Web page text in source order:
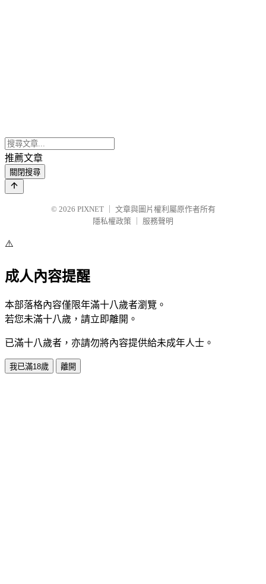
推薦文章
關閉搜尋
© 2026 PIXNET
文章與圖片權利屬原作者所有
隱私權政策
服務聲明
⚠️
成人內容提醒
本部落格內容僅限年滿十八歲者瀏覽。
若您未滿十八歲，請立即離開。
已滿十八歲者，亦請勿將內容提供給未成年人士。
我已滿18歲 離開